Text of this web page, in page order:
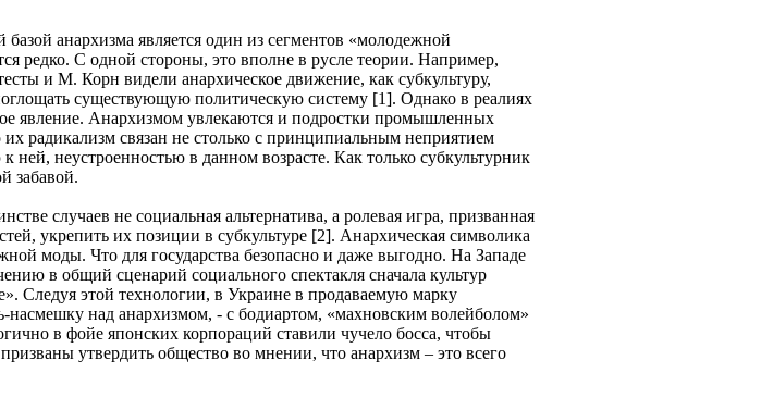
анархизма является один из сегментов «молодежной
редко. С одной стороны, это вполне в русле теории. Например,
и М. Корн видели анархическое движение, как субкультуру,
существующую политическую систему [1]. Однако в реалиях
явление. Анархизмом увлекаются и подростки промышленных
радикализм связан не столько с принципиальным неприятием
неустроенностью в данном возрасте. Как только субкультурник
забавой.
случаев не социальная альтернатива, а ролевая игра, призванная
укрепить их позиции в субкультуре [2]. Анархическая символика
моды. Что для государства безопасно и даже выгодно. На Западе
в общий сценарий социального спектакля сначала культур
Следуя этой технологии, в Украине в продаваемую марку
насмешку над анархизмом, - с бодиартом, «махновским волейболом»
в фойе японских корпораций ставили чучело босса, чтобы
утвердить общество во мнении, что анархизм – это всего